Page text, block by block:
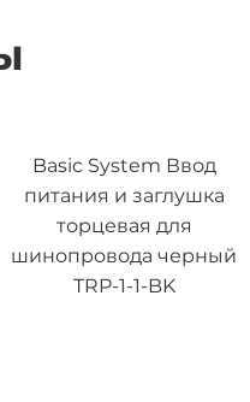
Basic System Ввод
питания и заглушка
торцевая для
шинопровода черный
TRP-1-1-BK